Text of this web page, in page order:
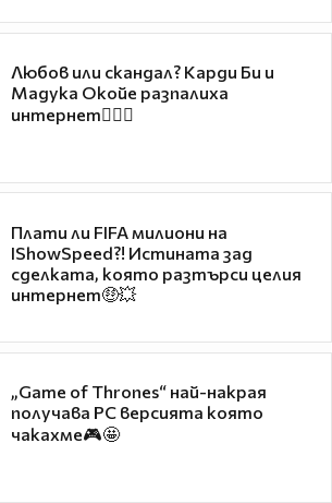
Любов или скандал? Карди Би и
Мадука Окойе разпалиха
интернет❤️‍🔥🔥
Плати ли FIFA милиони на
IShowSpeed?! Истината зад
сделката, която разтърси целия
интернет🤑💥
„Game of Thrones“ най-накрая
получава PC версията която
чакахме🎮🤩